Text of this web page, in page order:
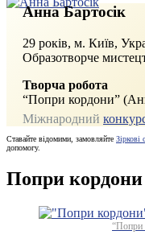
Анна Бартосік
29 років, м. Київ,
Образотворче
Творча робота
“Попри кордони”
Міжнародний
Ставайте відомими, замовляйте Зіркові
допомогу.
Попри кордони
“Попри